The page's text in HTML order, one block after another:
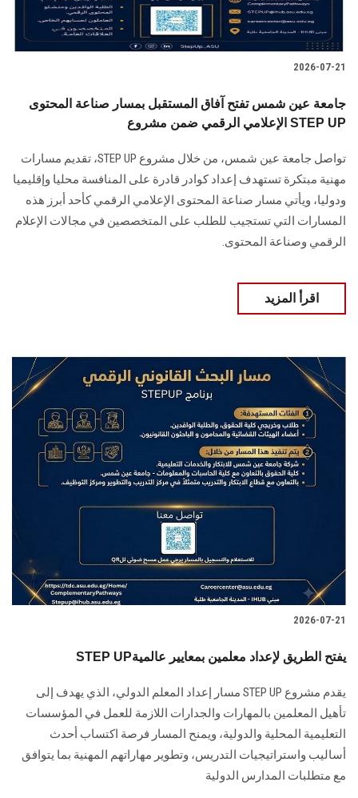
2026-07-21
جامعة عين شمس تفتح آفاق المستقبل بمسار صناعة المحتوى
الإعلامي الرقمي ضمن مشروع STEP UP
تواصل جامعة عين شمس، من خلال مشروع STEP UP، تقديم مسارات
مهنية مبتكرة تستهدف إعداد كوادر قادرة على المنافسة محليا وإقليميا
ودوليا، ويأتي مسار صناعة المحتوى الإعلامي الرقمي كأحد أبرز هذه
المسارات التي تستجيب للطلب على المتخصصين في مجالات الإعلام
الرقمي وصناعة المحتوى.
اقرأ المزيد
2026-07-21
STEP UPيفتح الطريق لإعداد معلمين بمعايير عالمية
يقدم مشروع STEP UP مسار إعداد المعلم الدولي، الذي يهدف إلى
تأهيل المعلمين بالمهارات والجدارات اللازمة للعمل في المؤسسات
التعليمية المحلية والدولية، ويمنح المسار فرصة اكتساب أحدث
أساليب واستراتيجيات التدريس، وتطوير مهاراتهم المهنية بما يتوافق
مع متطلبات المدارس الدولية